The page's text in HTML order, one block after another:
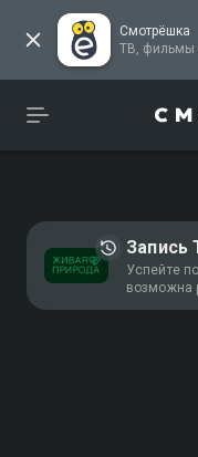
Смотрёшка
Запись
Успейте
возможна